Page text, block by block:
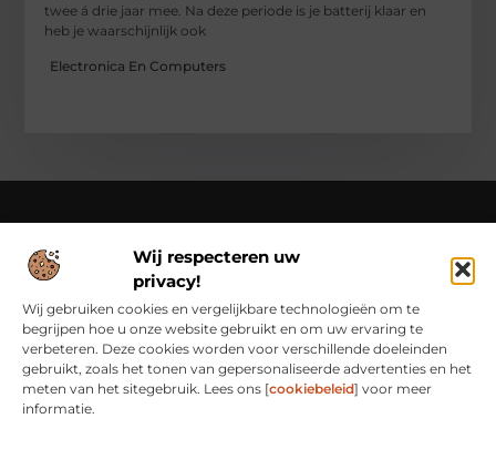
Wij respecteren uw
privacy!
Wij gebruiken cookies en vergelijkbare technologieën om te
begrijpen hoe u onze website gebruikt en om uw ervaring te
verbeteren. Deze cookies worden voor verschillende doeleinden
gebruikt, zoals het tonen van gepersonaliseerde advertenties en het
meten van het sitegebruik. Lees ons [cookiebeleid] voor meer
informatie.
twee á drie jaar mee. Na deze periode is je batterij klaar en
heb je waarschijnlijk ook
Electronica En Computers
Over Class Actions
Classactions.nl – Van dagelijkse inspiratie tot bijzondere
verhalen.
Verken artikelen en blogs die je informeren,
inspireren en bewust maken van alles wat er speelt in de
wereld.
Bericht categorie